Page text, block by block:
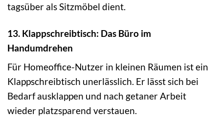
tagsüber als Sitzmöbel dient.
13. Klappschreibtisch: Das Büro im
Handumdrehen
Für Homeoffice-Nutzer in kleinen Räumen ist ein
Klappschreibtisch unerlässlich. Er lässt sich bei
Bedarf ausklappen und nach getaner Arbeit
wieder platzsparend verstauen.